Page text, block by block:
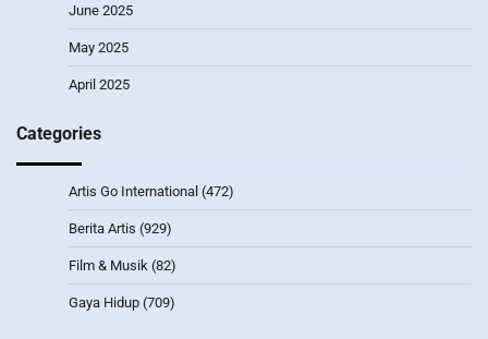
June 2025
May 2025
April 2025
Categories
Artis Go International (472)
Berita Artis (929)
Film & Musik (82)
Gaya Hidup (709)